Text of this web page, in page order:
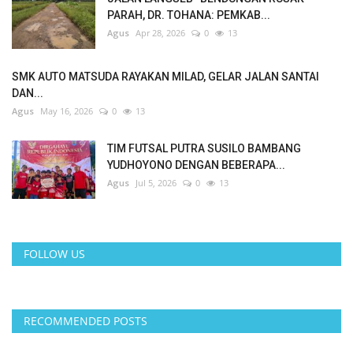
PARAH, DR. TOHANA: PEMKAB...
Agus Apr 28, 2026 0 13
SMK AUTO MATSUDA RAYAKAN MILAD, GELAR JALAN SANTAI
DAN...
Agus May 16, 2026 0 13
TIM FUTSAL PUTRA SUSILO BAMBANG
YUDHOYONO DENGAN BEBERAPA...
Agus Jul 5, 2026 0 13
FOLLOW US
RECOMMENDED POSTS